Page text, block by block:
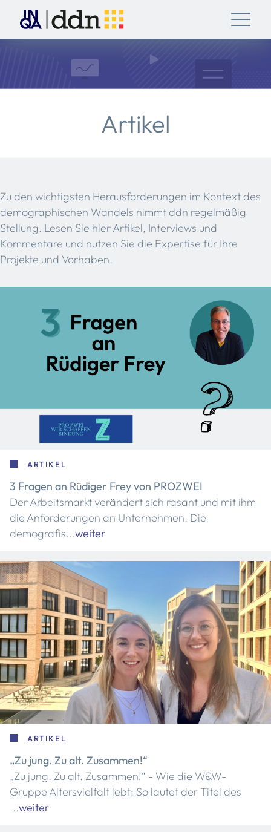
Artikel
Zu den wichtigsten Herausforderungen im Kontext des
demographischen Wandels nimmt ddn regelmäßig
Stellung. Lesen Sie hier Artikel, Interviews und
Kommentare und nutzen Sie die Expertise für Ihre
Projekte und Vorhaben.
ARTIKEL
3 Fragen an Rüdiger Frey von PROZWEI
Der Arbeitsmarkt verändert sich rasant und mit ihm
die Anforderungen an Unternehmen. Die
demografis...weiter
ARTIKEL
„Zu jung. Zu alt. Zusammen!“
„Zu jung. Zu alt. Zusammen!“ - Wie die W&W-
Gruppe Altersvielfalt lebt; So lautet der Titel des
...weiter